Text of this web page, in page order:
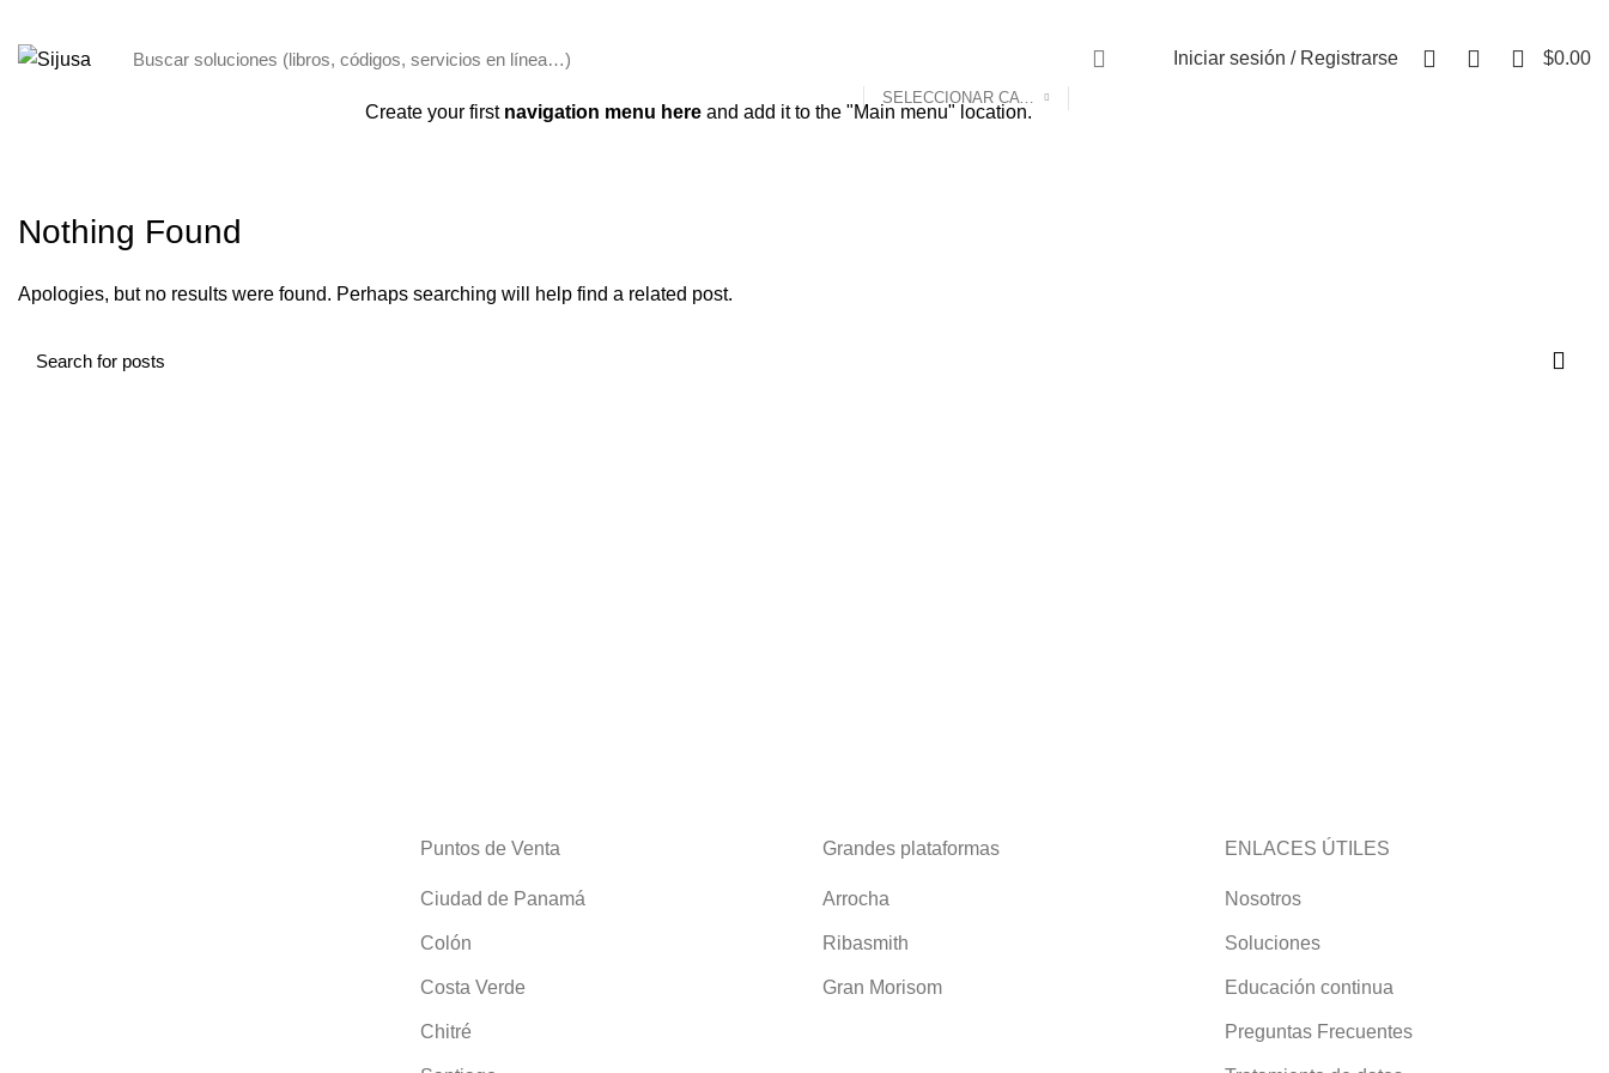
SELECCIONAR CATEGORÍA
Iniciar sesión / Registrarse $0.00
Create your first navigation menu here and add it to the "Main menu" location.
Nothing Found
Apologies, but no results were found. Perhaps searching will help find a related post.
Puntos de Venta
Ciudad de Panamá
Colón
Costa Verde
Chitré
Grandes plataformas
Arrocha
Ribasmith
Gran Morisom
ENLACES ÚTILES
Nosotros
Soluciones
Educación continua
Preguntas Frecuentes